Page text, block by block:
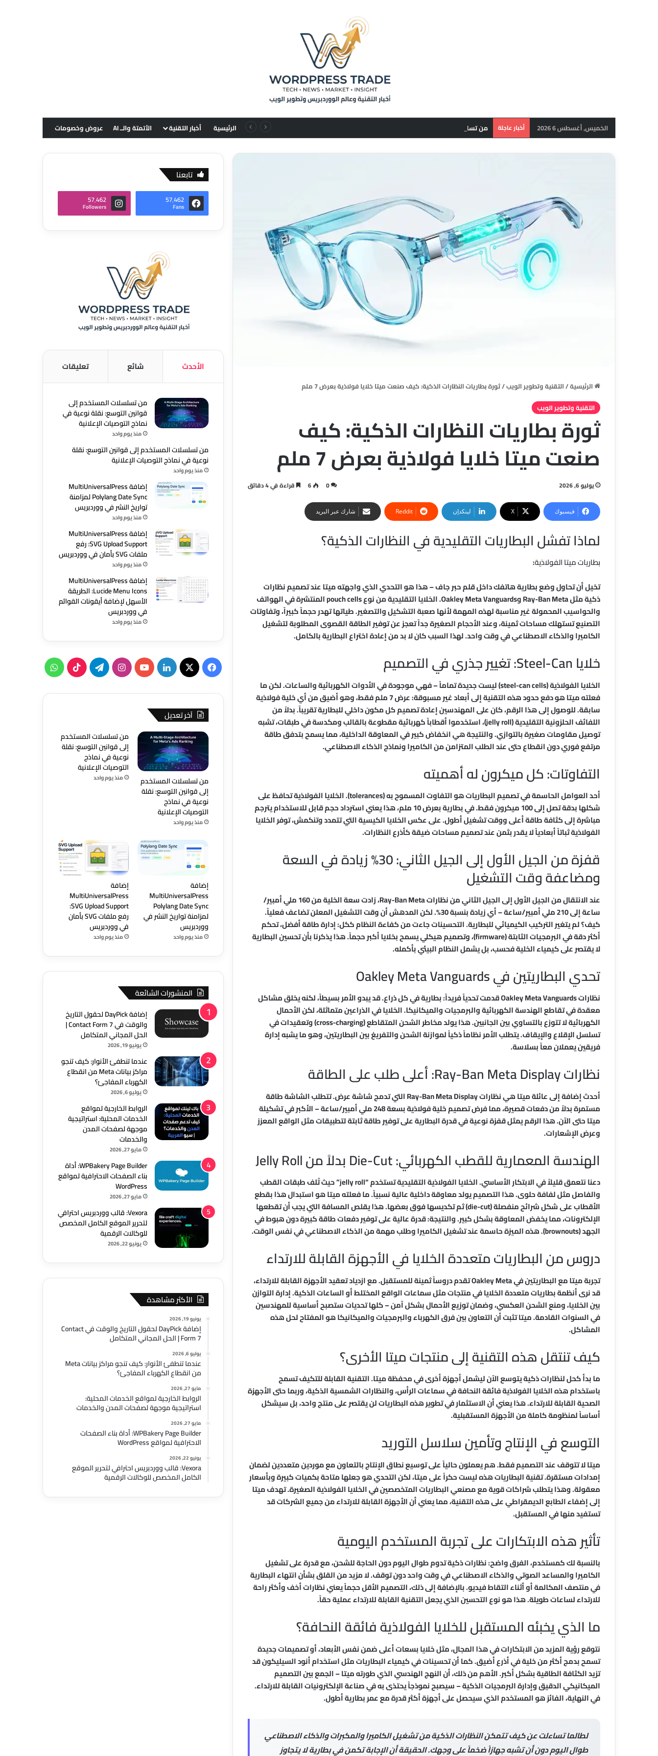
الخميس, أغسطس 6 2026 أخبار عاجلة الرئيسية أخبار التقنية الأتمتة والــ AI عروض وخصومات
الرئيسية/التقنية وتطوير الويب/ثورة بطاريات النظارات الذكية: كيف صنعت ميتا خلايا فولاذية بعرض 7 ملم
التقنية وتطوير الويب
ثورة بطاريات النظارات الذكية: كيف
صنعت ميتا خلايا فولاذية بعرض 7 ملم
يوليو 6, 2026 0
6 قراءة في 4 دقائق
فيسبوك ‫X لينكدإن شارك عبر البريد
لماذا تفشل البطاريات التقليدية في النظارات الذكية؟
بطاريات ميتا الفولاذية:
تخيل أن تحاول وضع بطارية هاتفك داخل قلم حبر جاف – هذا هو التحدي الذي واجهته ميتا عند تصميم نظارات
ذكية مثل Ray-Ban Meta وOakley Meta Vanguards. الخلايا التقليدية من نوع pouch cells المنتشرة في الهواتف
والحواسيب المحمولة غير مناسبة لهذه المهمة لأنها صعبة التشكيل والتصغير. طياتها تهدر حجماً كبيراً، وتفاوتات
التصنيع تستهلك مساحات ثمينة، وعند الأحجام الصغيرة جداً تعجز عن توفير الطاقة القصوى المطلوبة لتشغيل
الكاميرا والذكاء الاصطناعي في وقت واحد. لهذا السبب كان لا بد من إعادة اختراع البطارية بالكامل.
خلايا Steel-Can: تغيير جذري في التصميم
الخلايا الفولاذية (steel-can cells) ليست جديدة تماماً – فهي موجودة في الأدوات الكهربائية والساعات. لكن ما
فعلته ميتا هو دفع حدود هذه التقنية إلى أبعاد غير مسبوقة: عرض 7 ملم فقط، وهو أضيق من أي خلية فولاذية
سابقة. للوصول إلى هذا الرقم، كان على المهندسين إعادة تصميم كل مكون داخلي للبطارية تقريباً. بدلاً من
اللفائف الحلزونية التقليدية (jelly roll)، استخدموا أقطاباً كهربائية مقطوعة بالقالب ومكدسة في طبقات، تشبه
توصيل مقاومات صغيرة بالتوازي. والنتيجة هي انخفاض كبير في المعاوقة الداخلية، مما يسمح بتدفق طاقة
مرتفع فوري دون انقطاع حتى عند الطلب المتزامن من الكاميرا ونماذج الذكاء الاصطناعي.
التفاوتات: كل ميكرون له أهميته
أحد العوامل الحاسمة في تصميم البطاريات هو التفاوت المسموح به (tolerances). الخلايا الفولاذية تحافظ على
شكلها بدقة تصل إلى 100 ميكرون فقط. في بطارية بعرض 10 ملم، هذا يعني استرداد حجم قابل للاستخدام يترجم
مباشرة إلى كثافة طاقة أعلى ووقت تشغيل أطول. على عكس الخلايا الكيسية التي تتمدد وتنكمش، توفر الخلايا
الفولاذية ثباتاً أبعادياً لا يقدر بثمن عند تصميم مساحات ضيقة كأذرع النظارات.
قفزة من الجيل الأول إلى الجيل الثاني: 30% زيادة في السعة
ومضاعفة وقت التشغيل
عند الانتقال من الجيل الأول إلى الجيل الثاني من نظارات Ray-Ban Meta، زادت سعة الخلية من 160 ملي أمبير/
ساعة إلى 210 ملي أمبير/ساعة – أي زيادة بنسبة 30%. لكن المدهش أن وقت التشغيل المعلن تضاعف فعلياً.
كيف؟ لم يتغير التركيب الكيميائي للبطارية. التحسينات جاءت من كفاءة النظام ككل: إدارة طاقة أفضل، تحكم
أكثر دقة في البرمجيات الثابتة (firmware)، وتصميم هيكلي يسمح بخلايا أكبر حجماً. هذا يذكرنا بأن تحسين البطارية
لا يقتصر على كيمياء الخلية فحسب، بل يشمل النظام البيئي بأكمله.
تحدي البطاريتين في Oakley Meta Vanguards
نظارات Oakley Meta Vanguards قدمت تحدياً فريداً: بطارية في كل ذراع. قد يبدو الأمر بسيطاً، لكنه يخلق مشاكل
معقدة في تقاطع الهندسة الكهربائية والبرمجيات والميكانيكا. الخلايا في الذراعين متماثلة، لكن الأحمال
الكهربائية لا تتوزع بالتساوي بين الجانبين. هذا يولد مخاطر الشحن المتقاطع (cross-charging) وتعقيدات في
تسلسل الإقلاع والإيقاف. يتطلب الأمر نظاماً ذكياً لموازنة الشحن والتفريغ بين البطاريتين، وهو ما يشبه إدارة
فريقين يعملان معاً بسلاسة.
نظارات Ray-Ban Meta Display: أعلى طلب على الطاقة
أحدث إضافة إلى عائلة ميتا هي نظارات Ray-Ban Meta Display التي تدمج شاشة عرض. تتطلب الشاشة طاقة
مستمرة بدلاً من دفعات قصيرة، مما فرض تصميم خلية فولاذية بسعة 248 ملي أمبير/ساعة – الأكبر في تشكيلة
ميتا حتى الآن. هذا الرقم يمثل قفزة نوعية في قدرة البطارية على توفير طاقة ثابتة لتطبيقات مثل الواقع المعزز
وعرض الإشعارات.
الهندسة المعمارية للقطب الكهربائي: Die-Cut بدلاً من Jelly Roll
دعنا نتعمق قليلاً في الابتكار الأساسي. الخلايا الفولاذية التقليدية تستخدم “jelly roll” حيث تُلف طبقات القطب
والفاصل مثل لفافة حلوى. هذا التصميم يولد معاوقة داخلية عالية نسبياً. ما فعلته ميتا هو استبدال هذا بقطع
الأقطاب على شكل شرائح منفصلة (die-cut) ثم تكديسها فوق بعضها. هذا يقلص المسافة التي يجب أن تقطعها
الإلكترونات، مما يخفض المعاوقة بشكل كبير. والنتيجة: قدرة عالية على توفير دفعات طاقة كبيرة دون هبوط في
الجهد (brownouts). هذه الميزة حاسمة عند تشغيل الكاميرا وطلب مهمة من الذكاء الاصطناعي في نفس الوقت.
دروس من البطاريات متعددة الخلايا في الأجهزة القابلة للارتداء
تجربة ميتا مع البطاريتين في Oakley Meta تقدم دروساً ثمينة للمستقبل. مع ازدياد تعقيد الأجهزة القابلة للارتداء،
قد نرى أنظمة بطاريات متعددة الخلايا في منتجات مثل سماعات الواقع المختلط أو الساعات الذكية. إدارة التوازن
بين الخلايا، ومنع الشحن العكسي، وضمان توزيع الأحمال بشكل آمن – كلها تحديات ستصبح أساسية للمهندسين
في السنوات القادمة. ميتا تثبت أن التعاون بين فرق الكهرباء والبرمجيات والميكانيكا هو المفتاح لحل هذه
المشاكل.
كيف تنتقل هذه التقنية إلى منتجات ميتا الأخرى؟
ما بدأ كحل لنظارات ذكية يتوسع الآن ليشمل أجهزة أخرى في محفظة ميتا. التقنية القابلة للتكيف تسمح
باستخدام هذه الخلايا الفولاذية فائقة النحافة في سماعات الرأس، والنظارات الشمسية الذكية، وربما حتى الأجهزة
الصحية القابلة للارتداء. هذا يعني أن الاستثمار في تطوير هذه البطاريات لن يقتصر على منتج واحد، بل سيشكل
أساساً لمنظومة كاملة من الأجهزة المستقبلية.
التوسع في الإنتاج وتأمين سلاسل التوريد
ميتا لا تتوقف عند التصميم فقط. هم يعملون حالياً على توسيع نطاق الإنتاج بالتعاون مع موردين متعددين لضمان
إمدادات مستقرة. تقنية البطاريات هذه ليست حكراً على ميتا، لكن التحدي هو جعلها متاحة بكميات كبيرة وبأسعار
معقولة. وهذا يتطلب شراكات قوية مع مصنعي البطاريات المتخصصين في الخلايا الفولاذية الصغيرة. تهدف ميتا
إلى إضفاء الطابع الديمقراطي على هذه التقنية، مما يعني أن الأجهزة القابلة للارتداء من جميع الشركات قد
تستفيد منها في المستقبل.
تأثير هذه الابتكارات على تجربة المستخدم اليومية
بالنسبة لك كمستخدم، الفرق واضح: نظارات ذكية تدوم طوال اليوم دون الحاجة للشحن، مع قدرة على تشغيل
الكاميرا والمساعد الصوتي والذكاء الاصطناعي في وقت واحد دون توقف. لا مزيد من القلق بشأن انتهاء البطارية
في منتصف المكالمة أو أثناء التقاط فيديو. بالإضافة إلى ذلك، التصميم الأقل حجماً يعني نظارات أخف وأكثر راحة
للارتداء لساعات طويلة. هذا هو نوع التحسين الذي يجعل التقنية القابلة للارتداء عملية حقاً.
ما الذي يخبئه المستقبل للخلايا الفولاذية فائقة النحافة؟
نتوقع رؤية المزيد من الابتكارات في هذا المجال، مثل خلايا بسعات أعلى ضمن نفس الأبعاد، أو تصميمات جديدة
تسمح بدمج أكثر من خلية في أذرع أضيق. كما أن تحسينات في كيمياء البطاريات مثل استخدام أنود السيليكون قد
تزيد الكثافة الطاقية بشكل أكبر. الأهم من ذلك، أن النهج الهندسي الذي طورته ميتا – الجمع بين التصميم
الميكانيكي الدقيق وإدارة البرمجيات الذكية – سيصبح نموذجاً يحتذى به في صناعة الإلكترونيات القابلة للارتداء.
في النهاية، الفائز هو المستخدم الذي سيحصل على أجهزة أكثر قدرة مع عمر بطارية أطول.
لطالما تساءلت عن كيف تتمكن النظارات الذكية من تشغيل الكاميرا والمكبرات والذكاء الاصطناعي
طوال اليوم دون أن تشبه جهازاً ضخماً على وجهك. الحقيقة أن الإجابة تكمن في بطارية لا يتجاوز
تابعنا
57٬462
Fans
57٬462
Followers
الأحدث شائع تعليقات
من تسلسلات المستخدم إلى
قوانين التوسع: نقلة نوعية في
نماذج التوصيات الإعلانية
منذ يوم واحد
من تسلسلات المستخدم إلى قوانين التوسع: نقلة
نوعية في نماذج التوصيات الإعلانية
منذ يوم واحد
إضافة MultiUniversalPress
Polylang Date Sync لمزامنة
تواريخ النشر في ووردبريس
منذ يوم واحد
إضافة MultiUniversalPress
SVG Upload Support: رفع
ملفات SVG بأمان في ووردبريس
منذ يوم واحد
إضافة MultiUniversalPress
Lucide Menu Icons: الطريقة
الأسهل لإضافة أيقونات القوائم
في ووردبريس
منذ يوم واحد
فيسبوك
‫X لينكدإن‫YouTubeانستقرامتيلقرام‫TikTokواتساب
آخر تعديل
من تسلسلات المستخدم
إلى قوانين التوسع: نقلة
نوعية في نماذج
التوصيات الإعلانية
منذ يوم واحد
من تسلسلات المستخدم
إلى قوانين التوسع: نقلة
نوعية في نماذج
التوصيات الإعلانية
منذ يوم واحد
إضافة
MultiUniversalPress
Polylang Date Sync
لمزامنة تواريخ النشر في
ووردبريس
منذ يوم واحد
إضافة
MultiUniversalPress
SVG Upload Support:
رفع ملفات SVG بأمان
في ووردبريس
منذ يوم واحد
المنشورات الشائعة
إضافة DayPick لحقول التاريخ
والوقت في Contact Form 7 |
الحل المجاني المتكامل
يونيو 19, 2026
عندما تنطفئ الأنوار: كيف تنجو
مراكز بيانات Meta من انقطاع
الكهرباء المفاجئ؟
يوليو 6, 2026
الروابط الخارجية لمواقع
الخدمات المحلية: استراتيجية
موجهة لصفحات المدن
والخدمات
مايو 27, 2026
WPBakery Page Builder: أداة
بناء الصفحات الاحترافية لمواقع
WordPress
مايو 27, 2026
Vexora: قالب ووردبريس احترافي
لتحرير الموقع الكامل المخصص
للوكالات الرقمية
يونيو 22, 2026
الأكثر مشاهدة
يونيو 19, 2026
إضافة DayPick لحقول التاريخ والوقت في Contact
Form 7 | الحل المجاني المتكامل
يوليو 6, 2026
عندما تنطفئ الأنوار: كيف تنجو مراكز بيانات Meta
من انقطاع الكهرباء المفاجئ؟
مايو 27, 2026
الروابط الخارجية لمواقع الخدمات المحلية:
استراتيجية موجهة لصفحات المدن والخدمات
مايو 27, 2026
WPBakery Page Builder: أداة بناء الصفحات
الاحترافية لمواقع WordPress
يونيو 22, 2026
Vexora: قالب ووردبريس احترافي لتحرير الموقع
الكامل المخصص للوكالات الرقمية